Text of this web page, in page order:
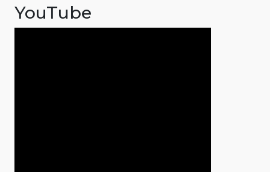
YouTube